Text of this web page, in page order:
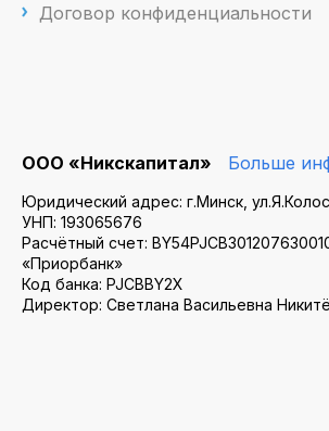
Договор конфиденциальности
ООО «Никскапитал» Больше
Юридический адрес: г.Минск,
УНП: 193065676
Расчётный счет:
«Приорбанк»
Код банка: PJCBBY2X
Директор: Светлана Васильевна